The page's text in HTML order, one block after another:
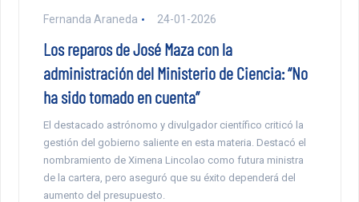
Fernanda Araneda 24-01-2026
Los reparos de José Maza con la
administración del Ministerio de Ciencia: “No
ha sido tomado en cuenta”
El destacado astrónomo y divulgador científico criticó la
gestión del gobierno saliente en esta materia. Destacó el
nombramiento de Ximena Lincolao como futura ministra
de la cartera, pero aseguró que su éxito dependerá del
aumento del presupuesto.